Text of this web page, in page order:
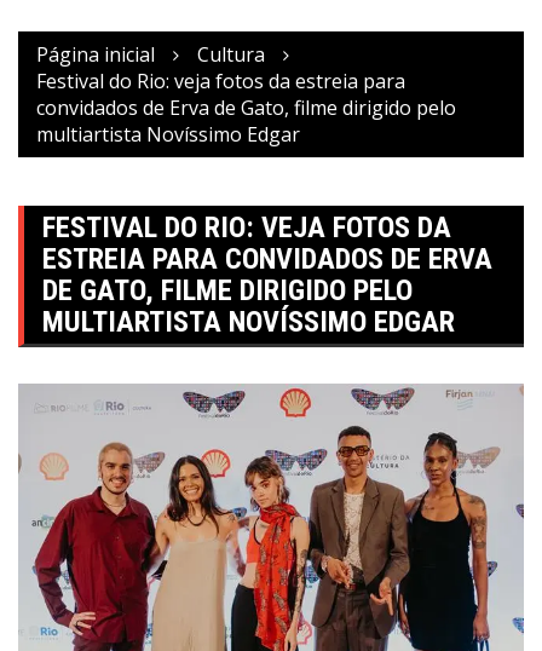
Página inicial
Cultura
Festival do Rio: veja fotos da estreia para
convidados de Erva de Gato, filme dirigido pelo
multiartista Novíssimo Edgar
FESTIVAL DO RIO: VEJA FOTOS DA
ESTREIA PARA CONVIDADOS DE ERVA
DE GATO, FILME DIRIGIDO PELO
MULTIARTISTA NOVÍSSIMO EDGAR